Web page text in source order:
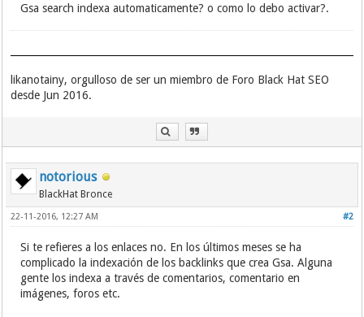
Gsa search indexa automaticamente? o como lo debo activar?.
likanotainy, orgulloso de ser un miembro de Foro Black Hat SEO
desde Jun 2016.
notorious
BlackHat Bronce
#2
22-11-2016, 12:27 AM
Si te refieres a los enlaces no. En los últimos meses se ha
complicado la indexación de los backlinks que crea Gsa. Alguna
gente los indexa a través de comentarios, comentario en
imágenes, foros etc.